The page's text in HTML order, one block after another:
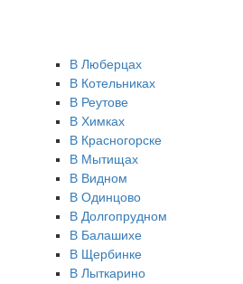
В Люберцах
В Котельниках
В Реутове
В Химках
В Красногорске
В Мытищах
В Видном
В Одинцово
В Долгопрудном
В Балашихе
В Щербинке
В Лыткарино